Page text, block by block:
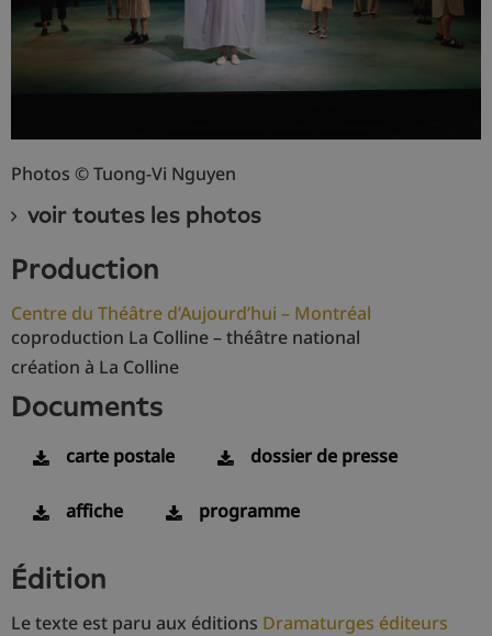
Photos © Tuong-Vi Nguyen
voir toutes les photos
production
Centre du Théâtre d’Aujourd’hui – Montréal
coproduction La Colline – théâtre national
création à La Colline
documents
carte postale dossier de presse
affiche programme
édition
Le texte est paru aux éditions Dramaturges éditeurs